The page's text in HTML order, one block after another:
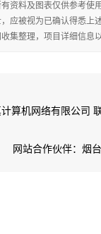
资料及图表仅供参考使
应被视为已确认得悉
集整理，项目详细信息
算机网络有限公司
网站合作伙伴：烟